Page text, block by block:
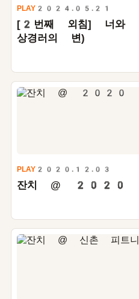
PLAY 2024.05.21
[ 2 번째 외침] 너와
상경러의 변)
PLAY 2020.12.03
잔치 @ 2020